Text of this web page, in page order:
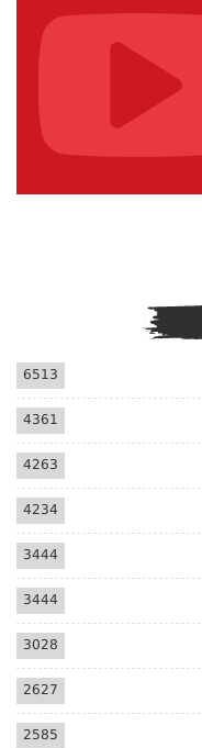
6513
4361
4263
4234
3444
3444
3028
2627
2585